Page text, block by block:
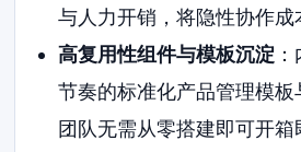
与人力开销，将隐性协作成
高复用性组件与模板沉淀：
节奏的标准化产品管理模板
团队无需从零搭建即可开